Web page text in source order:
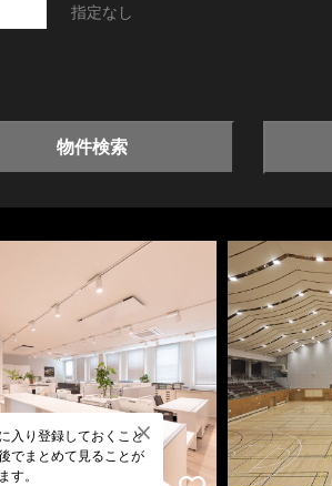
指定なし
物件検索
入り登録しておくこと
でまとめて見ることが
す。